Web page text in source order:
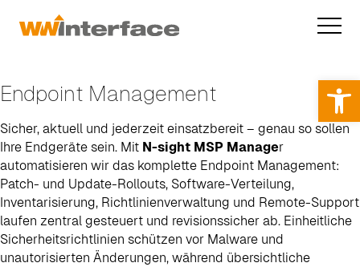
Endpoint Management
Sicher, aktuell und jederzeit einsatzbereit – genau so sollen
Ihre Endgeräte sein. Mit N-sight MSP Manager
automatisieren wir das komplette Endpoint Management:
Patch- und Update-Rollouts, Software-Verteilung,
Inventarisierung, Richtlinien­verwaltung und Remote-Support
laufen zentral gesteuert und revisionssicher ab. Einheitliche
Sicherheitsrichtlinien schützen vor Malware und
unautorisierten Änderungen, während übersichtliche